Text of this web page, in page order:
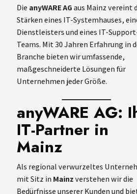
Die anyWARE AGaus Mainz vereint
Stärken eines IT-Systemhauses,
Dienstleisters und eines IT-
Teams. Mit 30 Jahren Erfahrung in
Branche bieten wir umfassende,
maßgeschneiderte Lösungen für
Unternehmen jeder Größe.
anyWARE AG:
IT-Partner in
Mainz
Als regional verwurzeltes
mit Sitz inMainzverstehen wir die
Bedürfnisse unserer Kunden und